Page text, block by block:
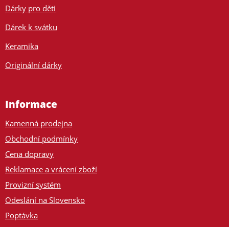
Dárky pro děti
Dárek k svátku
Keramika
Originální dárky
Informace
Kamenná prodejna
Obchodní podmínky
Cena dopravy
Reklamace a vrácení zboží
Provizní systém
Odeslání na Slovensko
Poptávka